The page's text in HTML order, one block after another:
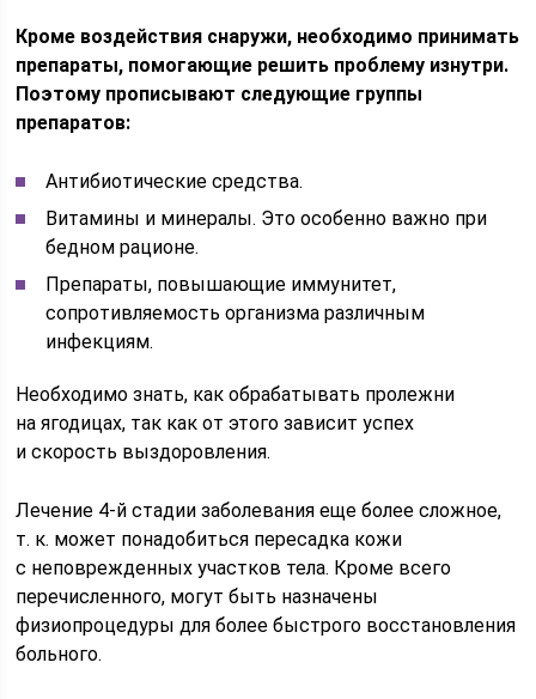
Кроме воздействия снаружи, необходимо принимать
препараты, помогающие решить проблему изнутри.
Поэтому прописывают следующие группы
препаратов:
Антибиотические средства.
Витамины и минералы. Это особенно важно при
бедном рационе.
Препараты, повышающие иммунитет,
сопротивляемость организма различным
инфекциям.
Необходимо знать, как обрабатывать пролежни
на ягодицах, так как от этого зависит успех
и скорость выздоровления.
Лечение 4-й стадии заболевания еще более сложное,
т. к. может понадобиться пересадка кожи
с неповрежденных участков тела. Кроме всего
перечисленного, могут быть назначены
физиопроцедуры для более быстрого восстановления
больного.